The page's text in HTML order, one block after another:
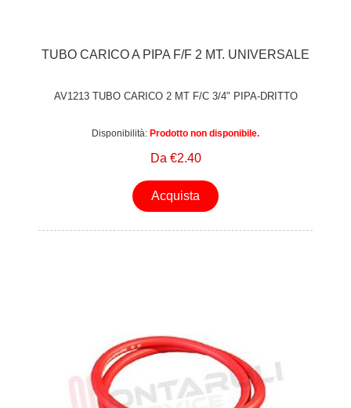
TUBO CARICO A PIPA F/F 2 MT. UNIVERSALE
AV1213 TUBO CARICO 2 MT F/C 3/4" PIPA-DRITTO
Disponibilità: Prodotto non disponibile.
Da €2.40
Acquista